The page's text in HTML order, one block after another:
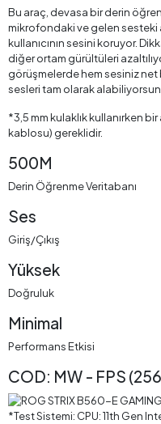
Bu araç, devasa bir derin
mikrofondaki ve gelen sesteki
kullanıcının sesini koruyor.
diğer ortam gürültüleri
görüşmelerde hem sesiniz
sesleri tam olarak
*3,5 mm kulaklık kullanırken bir
kablosu) gereklidir.
500M
Derin Öğrenme Veritabanı
Ses
Giriş/Çıkış
Yüksek
Doğruluk
Minimal
Performans Etkisi
COD: MW - FPS
*Test Sistemi: CPU: 11th Gen